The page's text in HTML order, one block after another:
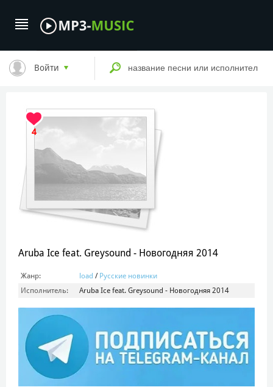
Войти
4
Aruba Ice feat. Greysound - Новогодняя 2014
Жанр: load / Русские новинки
Исполнитель:
Aruba Ice feat. Greysound - Новогодняя 2014